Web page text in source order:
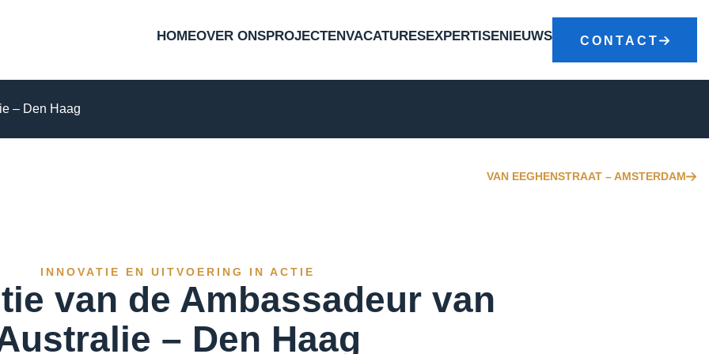
HOMEOVER ONSPROJECTENVACATURESEXPERTISENIEUWS CONTACT
– Den Haag
VAN EEGHENSTRAAT – AMSTERDAM
INNOVATIE EN UITVOERING IN ACTIE
van de Ambassadeur van
– Den Haag